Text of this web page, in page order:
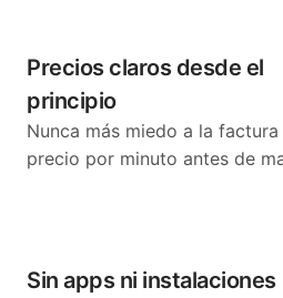
Precios claros desde el
principio
Nunca más miedo a la
precio por minuto antes de
Sin apps ni instalaciones